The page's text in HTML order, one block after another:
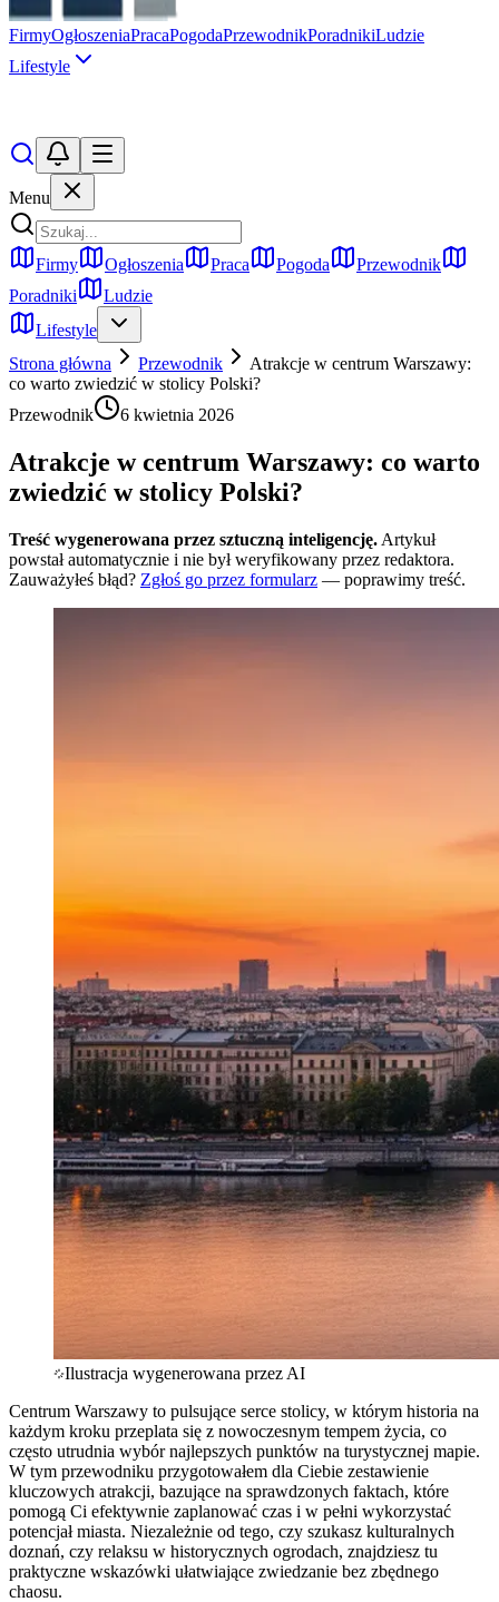
FirmyOgłoszeniaPracaPogodaPrzewodnikPoradnikiLudzie
Lifestyle
Menu
Firmy Ogłoszenia Praca Pogoda
Przewodnik
Poradniki
Ludzie
Lifestyle
Strona główna
Przewodnik
Atrakcje w centrum Warszawy:
co warto zwiedzić w stolicy Polski?
Przewodnik
6 kwietnia 2026
Atrakcje w centrum Warszawy: co warto
zwiedzić w stolicy Polski?
Treść wygenerowana przez sztuczną inteligencję. Artykuł
powstał automatycznie i nie był weryfikowany przez redaktora.
Zauważyłeś błąd? Zgłoś go przez formularz — poprawimy treść.
Ilustracja wygenerowana przez AI
Centrum Warszawy to pulsujące serce stolicy, w którym historia na
każdym kroku przeplata się z nowoczesnym tempem życia, co
często utrudnia wybór najlepszych punktów na turystycznej mapie.
W tym przewodniku przygotowałem dla Ciebie zestawienie
kluczowych atrakcji, bazujące na sprawdzonych faktach, które
pomogą Ci efektywnie zaplanować czas i w pełni wykorzystać
potencjał miasta. Niezależnie od tego, czy szukasz kulturalnych
doznań, czy relaksu w historycznych ogrodach, znajdziesz tu
praktyczne wskazówki ułatwiające zwiedzanie bez zbędnego
chaosu.